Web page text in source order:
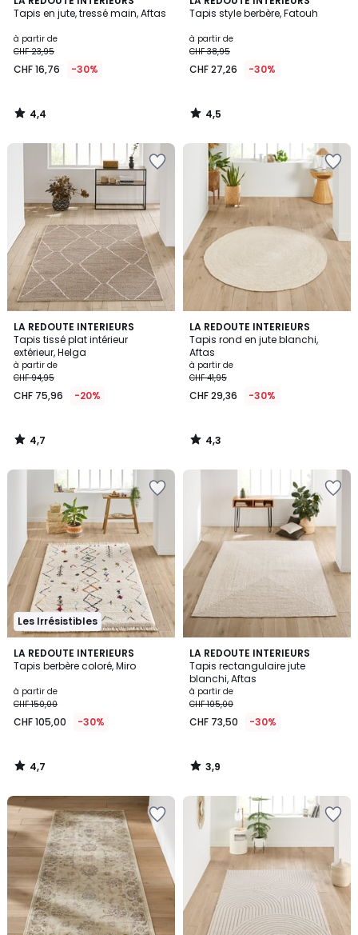
Tapis en jute, tressé main, Aftas
à partir de
CHF 23,95
CHF 16,76 -30%
/ 5
4,4
/
Tapis style berbère, Fatouh
à partir de
CHF 38,95
CHF 27,26 -30%
/ 5
4,5
/
LA REDOUTE INTERIEURS
Tapis tissé plat intérieur
extérieur, Helga
à partir de
CHF 94,95
CHF 75,96 -20%
4,7
/ 5
4,7
/
LA REDOUTE INTERIEURS
Tapis rond en jute blanchi,
Aftas
à partir de
CHF 41,95
CHF 29,36 -30%
4,3
/ 5
4,3
/
Les Irrésistibles
LA REDOUTE INTERIEURS
Tapis berbère coloré, Miro
à partir de
CHF 150,00
CHF 105,00 -30%
4,7
/ 5
4,7
/
LA REDOUTE INTERIEURS
Tapis rectangulaire jute
blanchi, Aftas
à partir de
CHF 105,00
CHF 73,50 -30%
3,9
/ 5
3,9
/